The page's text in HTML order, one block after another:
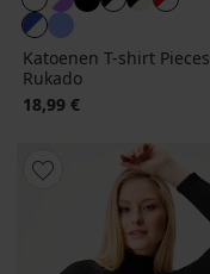
Katoenen T-shirt Pieces
Rukado
18,99 €